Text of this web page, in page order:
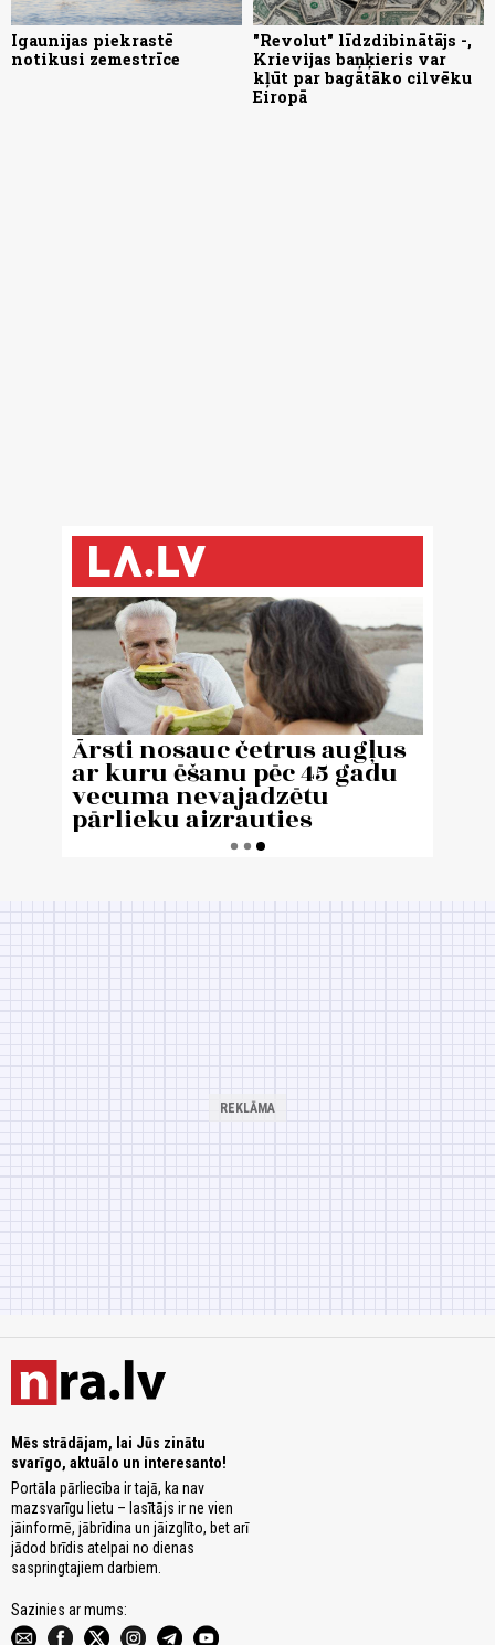
Igaunijas piekrastē
notikusi zemestrīce
"Revolut" līdzdibinātājs -,
Krievijas baņķieris var
kļūt par bagātāko cilvēku
Eiropā
Mēs strādājam, lai Jūs zinātu
svarīgo, aktuālo un interesanto!
Portāla pārliecība ir tajā, ka nav
mazsvarīgu lietu – lasītājs ir ne vien
jāinformē, jābrīdina un jāizglīto, bet arī
jādod brīdis atelpai no dienas
saspringtajiem darbiem.
Sazinies ar mums: